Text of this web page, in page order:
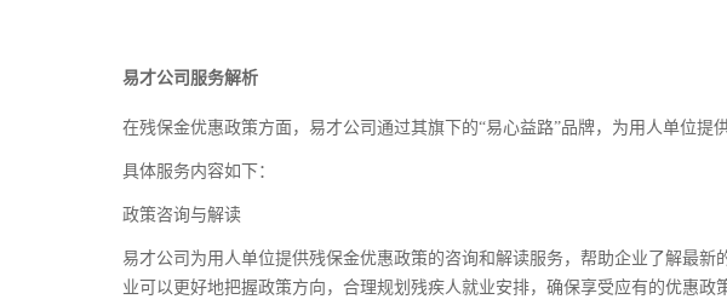
易才公司服务解析
在残保金优惠政策方面，易才公司通过其旗下的“易心益路”品牌，为用人单位提
具体服务内容如下：
政策咨询与解读
易才公司为用人单位提供残保金优惠政策的咨询和解读服务，帮助企业了解最
业可以更好地把握政策方向，合理规划残疾人就业安排，确保享受应有的优惠政策